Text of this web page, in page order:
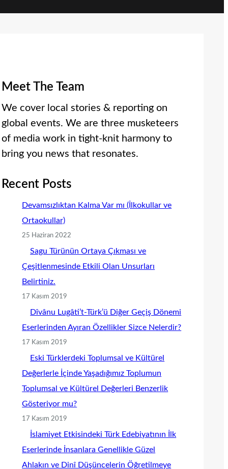
Meet The Team
We cover local stories & reporting on
global events. We are three musketeers
of media work in tight-knit harmony to
bring you news that resonates.
Recent Posts
Devamsızlıktan Kalma Var mı (İlkokullar ve
Ortaokullar)
25 Haziran 2022
Sagu Türünün Ortaya Çıkması ve
Çeşitlenmesinde Etkili Olan Unsurları
Belirtiniz.
17 Kasım 2019
Dîvânu Lugâti’t-Türk’ü Diğer Geçiş Dönemi
Eserlerinden Ayıran Özellikler Sizce Nelerdir?
17 Kasım 2019
Eski Türklerdeki Toplumsal ve Kültürel
Değerlerle İçinde Yaşadığımız Toplumun
Toplumsal ve Kültürel Değerleri Benzerlik
Gösteriyor mu?
17 Kasım 2019
İslamiyet Etkisindeki Türk Edebiyatının İlk
Eserlerinde İnsanlara Genellikle Güzel
Ahlakın ve Dinî Düşüncelerin Öğretilmeye